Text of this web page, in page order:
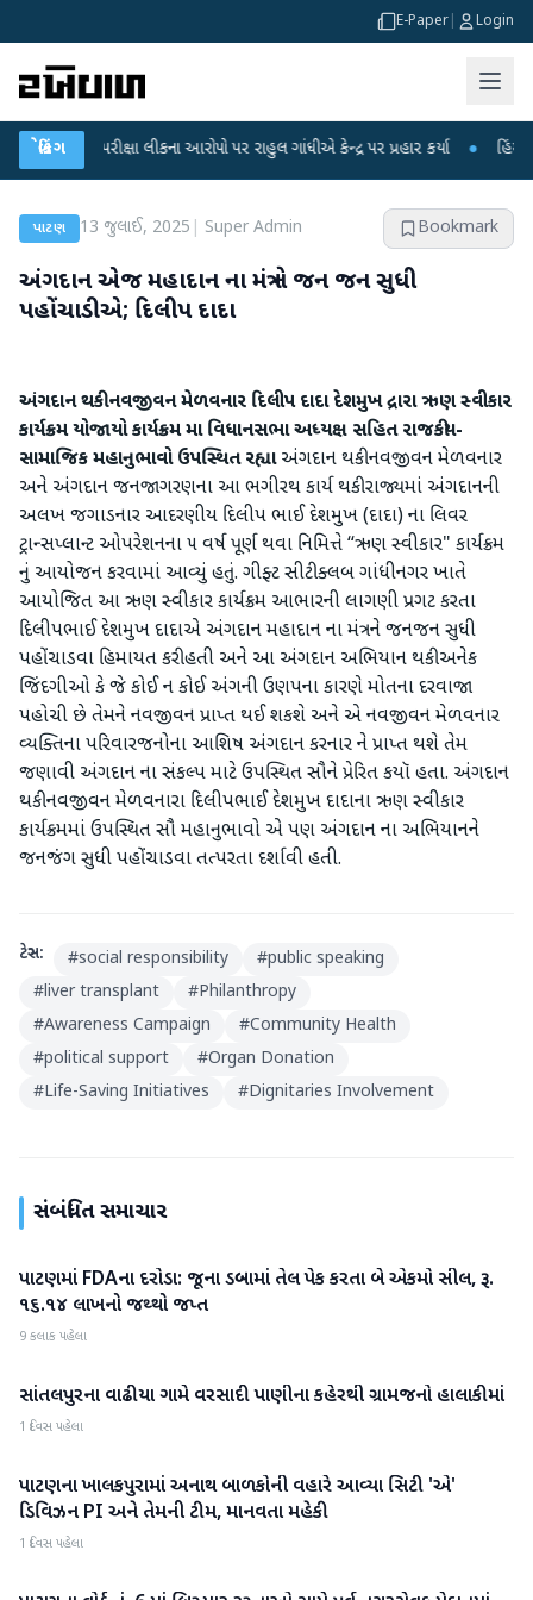
E-Paper Login
બ્રેકિંગ
NET પરીક્ષા લીકના આરોપો પર રાહુલ ગાંધીએ કેન્દ્ર પર પ્રહાર કર્યા ● હિંમતનગરમાં
પાટણ 13 જુલાઈ, 2025 Super Admin Bookmark
અંગદાન એજ મહાદાન ના મંત્ર ને જન જન સુધી
પહોંચાડીએ; દિલીપ દાદા
અંગદાન થકી નવજીવન મેળવનાર દિલીપ દાદા દેશમુખ દ્રારા ઋણ સ્વીકાર
કાર્યક્રમ યોજાયોકાર્યક્રમ મા વિધાનસભા અધ્યક્ષ સહિત રાજકીય-
સામાજિક મહાનુભાવો ઉપસ્થિત રહ્યાઅંગદાન થકી નવજીવન મેળવનાર
અને અંગદાન જનજાગરણના આ ભગીરથ કાર્ય થકી રાજ્યમાં અંગદાનની
અલખ જગાડનાર આદરણીય દિલીપ ભાઈ દેશમુખ (દાદા) ના લિવર
ટ્રાન્સપ્લાન્ટ ઓપરેશનના ૫ વર્ષ પૂર્ણ થવા નિમિત્તે “ઋણ સ્વીકાર" કાર્યક્રમ
નું આયોજન કરવામાં આવ્યું હતું. ગીફ્ટ સીટી ક્લબ ગાંધીનગર ખાતે
આયોજિત આ ઋણ સ્વીકાર કાર્યક્રમ આભારની લાગણી પ્રગટ કરતા
દિલીપભાઈ દેશમુખ દાદાએ અંગદાન મહાદાન ના મંત્રને જનજન સુધી
પહોંચાડવા હિમાયત કરી હતી અને આ અંગદાન અભિયાન થકી અનેક
જિંદગીઓ કે જે કોઈ ન કોઈ અંગની ઉણપના કારણે મોતના દરવાજા
પહોચી છે તેમને નવજીવન પ્રાપ્ત થઈ શકશે અને એ નવજીવન મેળવનાર
વ્યક્તિના પરિવારજનોના આશિષ અંગદાન કરનાર ને પ્રાપ્ત થશે તેમ
જણાવી અંગદાન ના સંકલ્પ માટે ઉપસ્થિત સૌને પ્રેરિત કયૉ હતા. અંગદાન
થકી નવજીવન મેળવનારા દિલીપભાઈ દેશમુખ દાદાના ઋણ સ્વીકાર
કાર્યક્રમમાં ઉપસ્થિત સૌ મહાનુભાવો એ પણ અંગદાન ના અભિયાનને
જનજંગ સુધી પહોંચાડવા તત્પરતા દર્શાવી હતી.
ટેગ્સ: #social responsibility #public speaking
#liver transplant #Philanthropy
#Awareness Campaign #Community Health
#political support #Organ Donation
#Life-Saving Initiatives #Dignitaries Involvement
સંબંધિત સમાચાર
પાટણ
પાટણમાં FDAના દરોડા: જૂના ડબ્બામાં તેલ પેક કરતા બે એકમો સીલ, રૂ.
૧૬.૧૪ લાખનો જથ્થો જપ્ત
9 કલાક પહેલા
પાટણ
સાંતલપુરના વાઢીયા ગામે વરસાદી પાણીના કહેરથી ગ્રામજનો હાલાકીમાં
1 દિવસ પહેલા
પાટણ
પાટણના ખાલકપુરામાં અનાથ બાળકોની વહારે આવ્યા સિટી 'એ'
ડિવિઝન PI અને તેમની ટીમ, માનવતા મહેકી
1 દિવસ પહેલા